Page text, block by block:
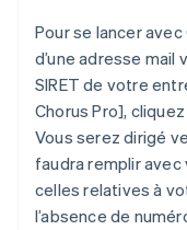
Pour se lancer
d’une adresse mail
SIRET de votre
Chorus Pro],
Vous serez dirigé
faudra remplir
celles relatives à
l’absence de